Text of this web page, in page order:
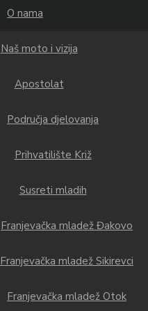
O nama
Naš moto i vizija
Apostolat
Područja djelovanja
Prihvatilište Križ
Susreti mladih
Franjevačka mladež Đakovo
Franjevačka mladež Sikirevci
Franjevačka mladež Otok